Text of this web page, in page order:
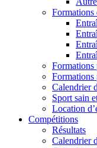
Formations
Formations
Formations
Calendrier
Sport sain
Location
Compétitions
Résultats
Calendrier